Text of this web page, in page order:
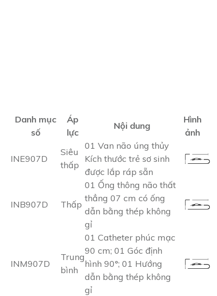
Danh mục
số
Áp
lực
Nội dung
Hình
ảnh
INE907D
Siêu
thấp
01 Van não úng thủy
Kích thước trẻ sơ sinh
được lắp ráp sẵn
INB907D Thấp
01 Ống thông não thất
thẳng 07 cm có ống
dẫn bằng thép không
gỉ
INM907D
Trung
bình
01 Catheter phúc mạc
90 cm; 01 Góc định
hình 90°; 01 Hướng
dẫn bằng thép không
gỉ